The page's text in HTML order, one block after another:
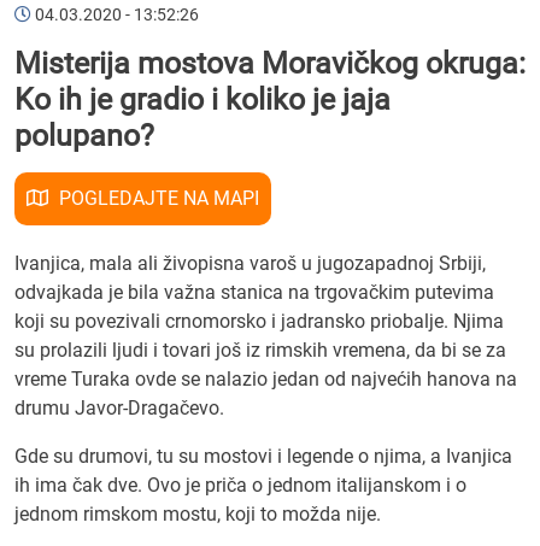
04.03.2020 - 13:52:26
Misterija mostova Moravičkog okruga:
Ko ih je gradio i koliko je jaja
polupano?
POGLEDAJTE NA MAPI
Ivanjica, mala ali živopisna varoš u jugozapadnoj Srbiji,
odvajkada je bila važna stanica na trgovačkim putevima
koji su povezivali crnomorsko i jadransko priobalje. Njima
su prolazili ljudi i tovari još iz rimskih vremena, da bi se za
vreme Turaka ovde se nalazio jedan od najvećih hanova na
drumu Javor-Dragačevo.
Gde su drumovi, tu su mostovi i legende o njima, a Ivanjica
ih ima čak dve. Ovo je priča o jednom italijanskom i o
jednom rimskom mostu, koji to možda nije.